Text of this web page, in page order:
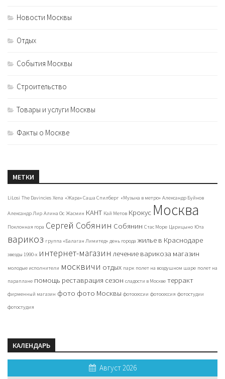
Новости Москвы
Отдых
События Москвы
Строительство
Товары и услуги Москвы
Факты о Москве
МЕТКИ
LiLosi The Davincies Xena «Жара» Саша Спилберг «Музыка в метро» Александр Буйнов
Александр Лир Алина Ос Жасмин КАНТ Кай Метов Крокус Москва
Поклонная гора Сергей Собянин Собянин Стас Море Царицыно Юта
варикоз группа «Балаган Лимитед» день города жилье в Краснодаре
звезды 1990-х интернет-магазин лечение варикоза магазин
молодые исполнители москвичи отдых парк полет на воздушном шаре полет на
параплане помощь реставрация сезон сладости в Москве терракт
фирменный магазин фото фото Москвы фотосессии фотосессия фотостудии
фотостудия
КАЛЕНДАРЬ
Август 2026